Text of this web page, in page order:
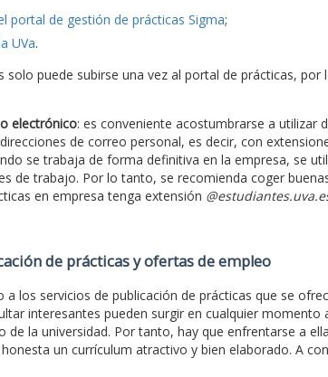
portal de gestión de prácticas Sigma;
UVa.
puede subirse una vez al portal de prácticas, por
electrónico: es conveniente acostumbrarse a utilizar
de correo personal, es decir, con
se trabaja de forma definitiva en la empresa, se
de trabajo. Por lo tanto, se recomienda coger
en empresa tenga extensión
de prácticas y ofertas de empleo
los servicios de publicación de prácticas que se
interesantes pueden surgir en cualquier momento
de la universidad. Por tanto, hay que enfrentarse a
un currículum atractivo y bien elaborado. A